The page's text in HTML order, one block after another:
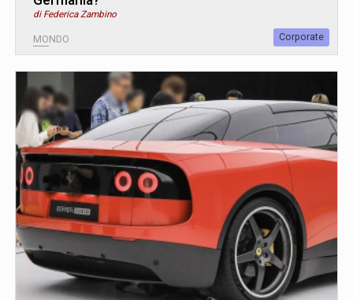
di Federica Zambino
MONDO Corporate